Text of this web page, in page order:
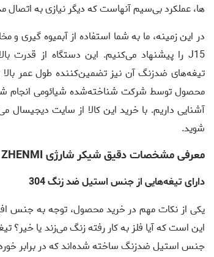
ها، عملکرد بی‌سیم آنهاست که دیگر نیازی به اتصال
در این زمینه، ما به شما استفاده از آبمیوه گیری
J15 را پیشنهاد می‌کنیم. این دستگاه از قدرت
تیغه‌های ضدزنگ آن نیز تضمین‌کننده طول عمر
محصول توسط شرکت شناخته‌شده شیائومی انجام
آشنایی داریم. با خرید این کالا از سایت دیجیسال
شوید.
معرفی مشخصات دقیق شیکر شارژی ZHENMI
دارای تیغه‌هایی از جنس استیل ضد زنگ 304
یکی از نکات مهم در خرید محصول، توجه به جنس
این است که آیا فلز به کار رفته زنگ می‌زند یا خیر؟
جنس استیل ضدزنگ ساخته شده‌اند که در برابر